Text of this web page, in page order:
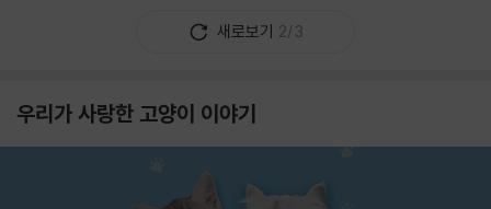
새로보기 2/3
우리가 사랑한 고양이 이야기